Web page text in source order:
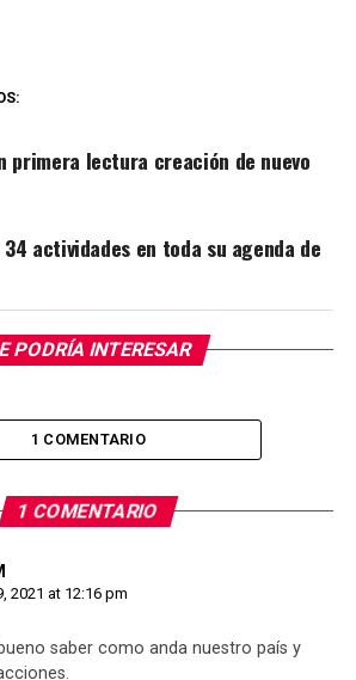
primera lectura creación de nuevo
actividades en toda su agenda de
PODRÍA INTERESAR
1 COMENTARIO
1 COMENTARIO
2021 at 12:16 pm
saber como anda nuestro país y